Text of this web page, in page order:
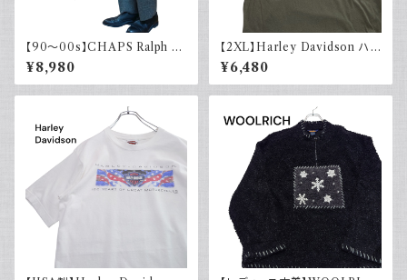
【90～00s】CHAPS Ralph La
uren チャップス ラルフローレン
¥8,980
【2XL】Harley Davidson ハ
ーレーダビッドソン プリントTシ
ャツ 古着 カーキグリーン
¥6,480